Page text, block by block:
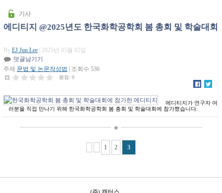
기사
에디티지 @2025년도 한국화학공학회 봄 총회 및 학술대회
By EJ Jun Lee | 2025년 05월 02일
덧글남기기
주제 문법 및 논문작성법 | 조회수 536
평점: 0
에디티지가 연구자 여
러분을 직접 만나기 위해 한국화학공학회 봄 총회 및 학술대회에 참가했습니다.
1 2 3